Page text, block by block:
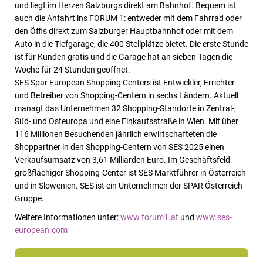
und liegt im Herzen Salzburgs direkt am Bahnhof. Bequem ist
auch die Anfahrt ins FORUM 1: entweder mit dem Fahrrad oder
den Öffis direkt zum Salzburger Hauptbahnhof oder mit dem
Auto in die Tiefgarage, die 400 Stellplätze bietet. Die erste Stunde
ist für Kunden gratis und die Garage hat an sieben Tagen die
Woche für 24 Stunden geöffnet.
SES Spar European Shopping Centers ist Entwickler, Errichter
und Betreiber von Shopping-Centern in sechs Ländern. Aktuell
managt das Unternehmen 32 Shopping-Standorte in Zentral-,
Süd- und Osteuropa und eine Einkaufsstraße in Wien. Mit über
116 Millionen Besuchenden jährlich erwirtschafteten die
Shoppartner in den Shopping-Centern von SES 2025 einen
Verkaufsumsatz von 3,61 Milliarden Euro. Im Geschäftsfeld
großflächiger Shopping-Center ist SES Marktführer in Österreich
und in Slowenien. SES ist ein Unternehmen der SPAR Österreich
Gruppe.
Weitere Informationen unter:www.forum1.at und www.ses-
european.com